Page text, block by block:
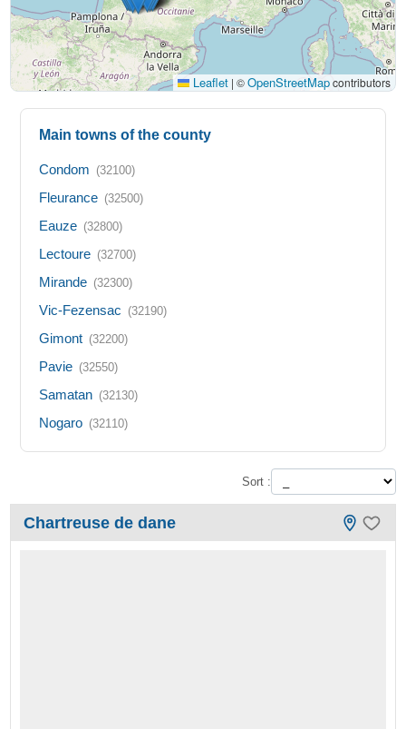
Leaflet | ©OpenStreetMapcontributors
Main towns of the county
Condom (32100)
Fleurance (32500)
Eauze (32800)
Lectoure (32700)
Mirande (32300)
Vic-Fezensac (32190)
Gimont (32200)
Pavie (32550)
Samatan (32130)
Nogaro (32110)
Sort :
Chartreuse de dane